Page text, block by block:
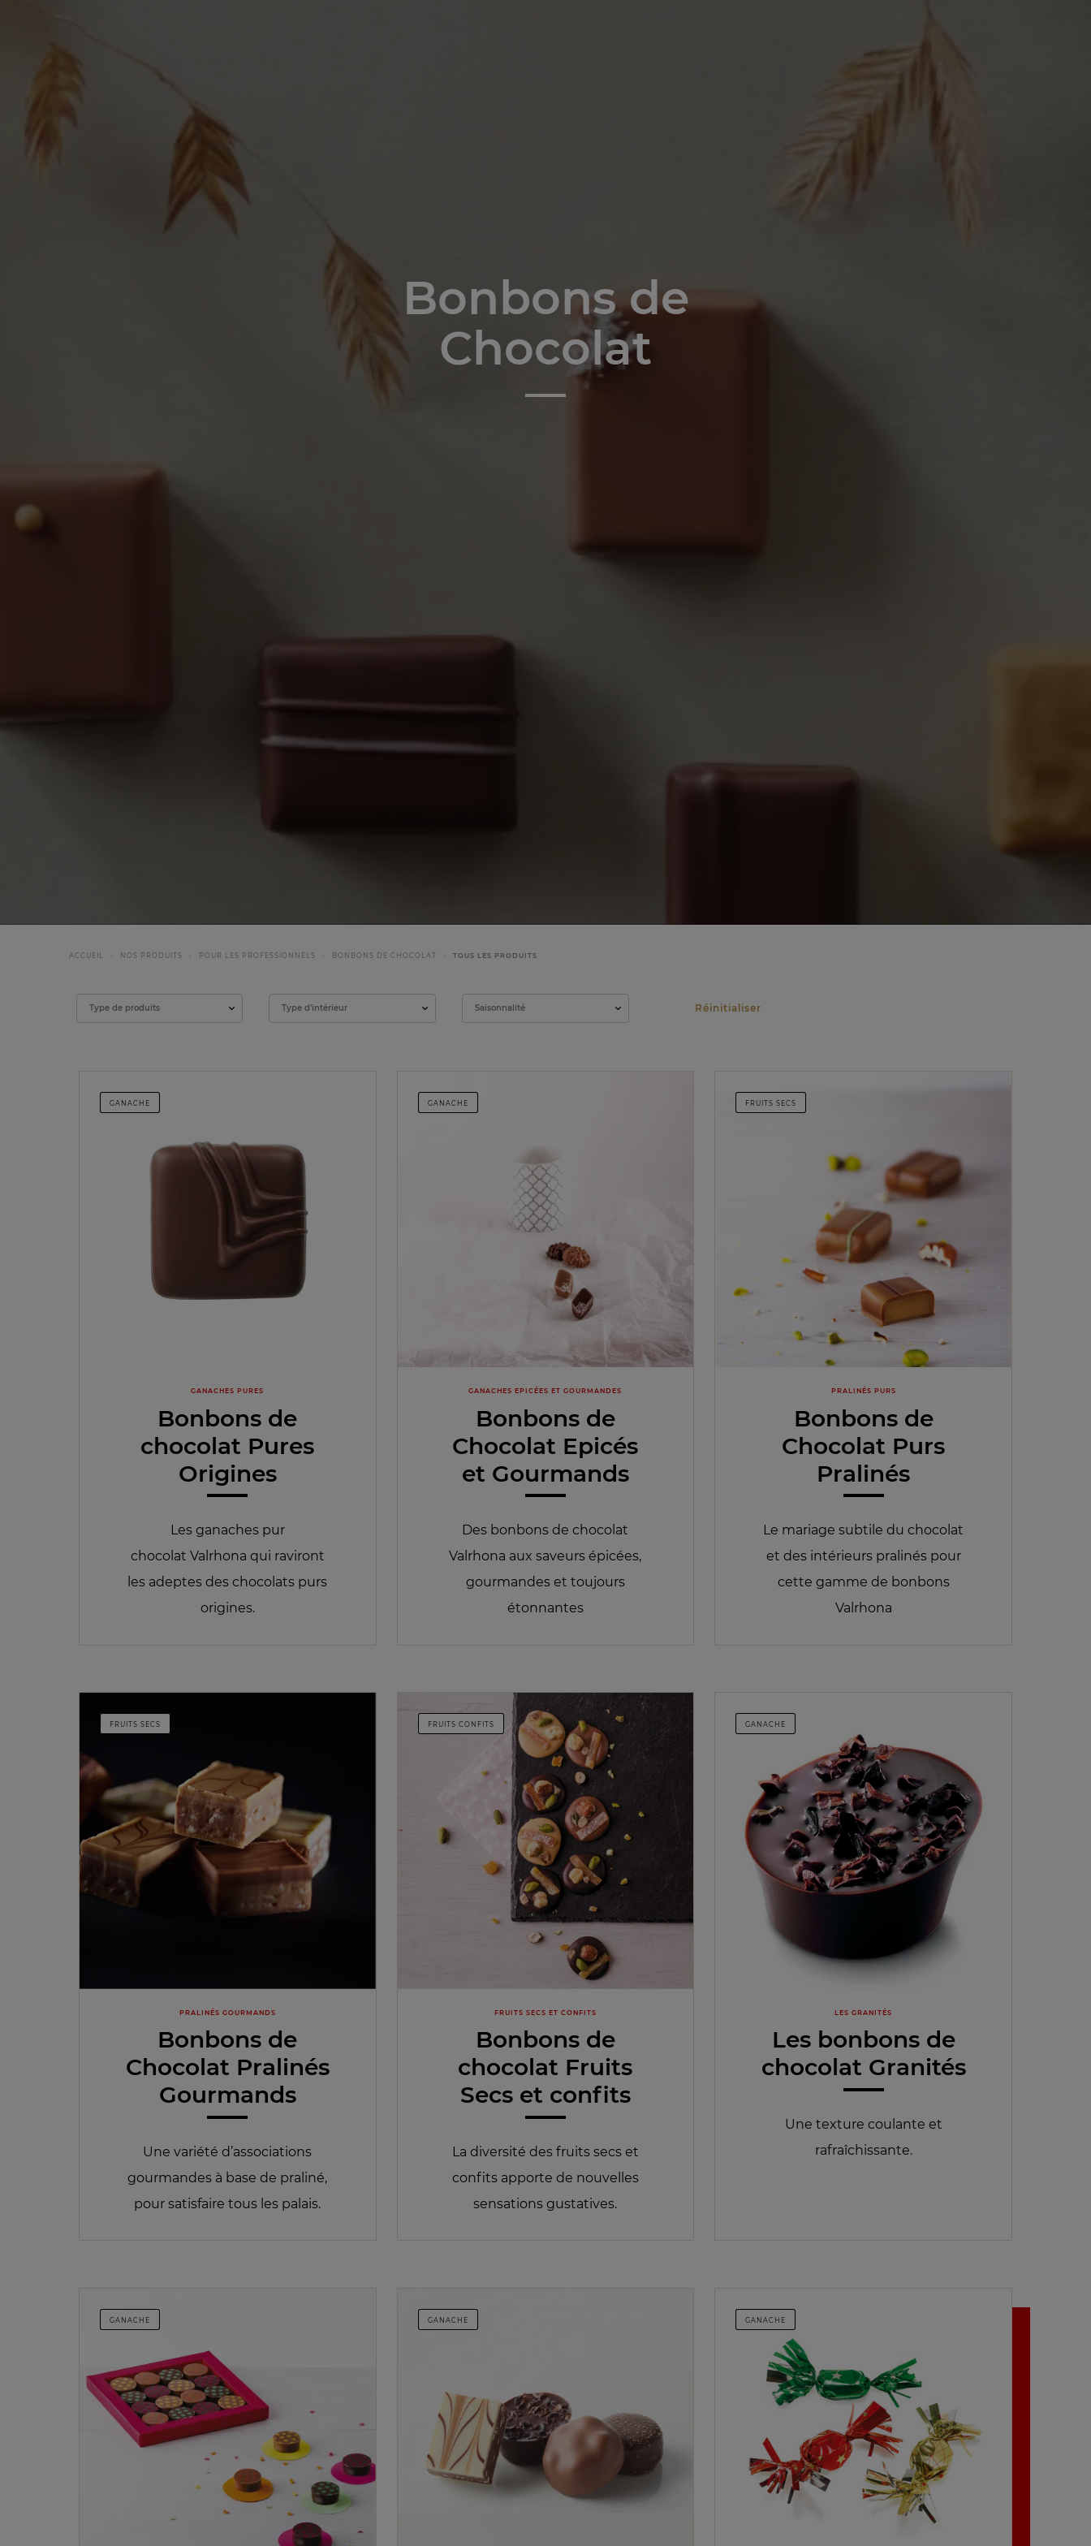
Bonbons de
Chocolat
ACCUEIL NOS PRODUITS POUR LES PROFESSIONNELS BONBONS DE CHOCOLAT TOUS LES PRODUITS
Type de produits Type d'intérieur Saisonnalité
Filtrer
GANACHE
GANACHES PURES
Bonbons de
chocolat Pures
Origines
Les ganaches pur
chocolat Valrhona qui raviront
les adeptes des chocolats purs
origines.
GANACHE
GANACHES EPICÉES ET GOURMANDES
Bonbons de
Chocolat Epicés
et Gourmands
Des bonbons de chocolat
Valrhona aux saveurs épicées,
gourmandes et toujours
étonnantes
FRUITS SECS
PRALINÉS PURS
Bonbons de
Chocolat Purs
Pralinés
Le mariage subtile du chocolat
et des intérieurs pralinés pour
cette gamme de bonbons
Valrhona
FRUITS SECS
PRALINÉS GOURMANDS
Bonbons de
Chocolat Pralinés
Gourmands
Une variété d’associations
gourmandes à base de praliné,
pour satisfaire tous les palais.
FRUITS CONFITS
FRUITS SECS ET CONFITS
Bonbons de
chocolat Fruits
Secs et confits
La diversité des fruits secs et
confits apporte de nouvelles
sensations gustatives.
GANACHE
LES GRANITÉS
Les bonbons de
chocolat Granités
Une texture coulante et
rafraîchissante.
GANACHE GANACHE GANACHE